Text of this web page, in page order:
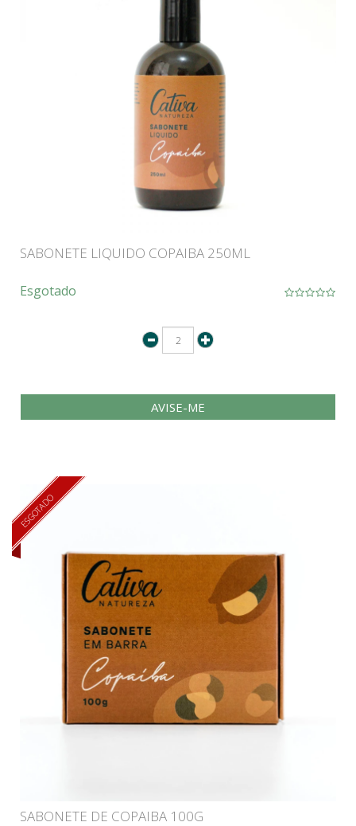
SABONETE LIQUIDO COPAIBA 250ML
Esgotado
AVISE-ME
ESGOTADO
SABONETE DE COPAIBA 100G